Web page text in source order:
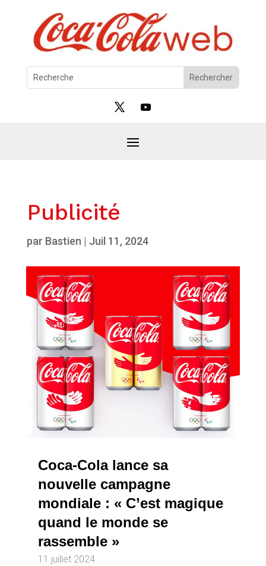
Publicité
par Bastien | Juil 11, 2024
Coca-Cola lance sa
nouvelle campagne
mondiale : « C’est magique
quand le monde se
rassemble »
11 juillet 2024